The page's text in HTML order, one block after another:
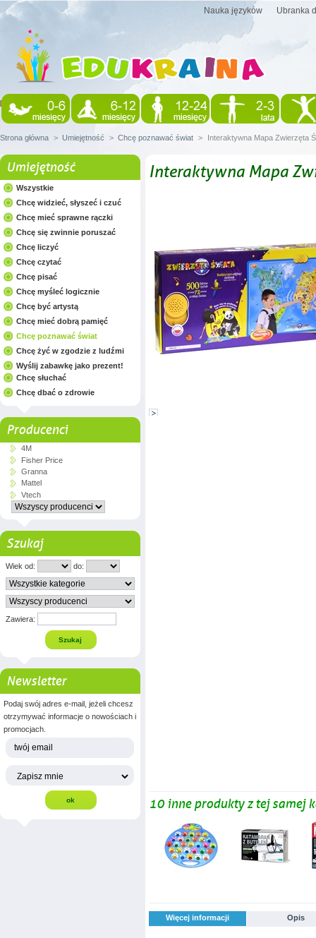
Nauka języków Ubranka
Strona główna > Umiejętność > Chcę poznawać świat > Interaktywna Mapa Zwierzęta
Umiejętność
Wszystkie
Chcę widzieć, słyszeć i czuć
Chcę mieć sprawne rączki
Chcę się zwinnie poruszać
Chcę liczyć
Chcę czytać
Chcę pisać
Chcę myśleć logicznie
Chcę być artystą
Chcę mieć dobrą pamięć
Chcę poznawać świat
Chcę żyć w zgodzie z ludźmi
Wyślij zabawkę jako prezent!
Chcę słuchać
Chcę dbać o zdrowie
Producenci
4M
Fisher Price
Granna
Mattel
Vtech
Szukaj
Wiek od: do:
Zawiera:
Newsletter
Podaj swój adres e-mail, jeżeli chcesz
otrzymywać informacje o nowościach i
promocjach.
Interaktywna Mapa
10 inne produkty z tej samej
Więcej informacji Opis